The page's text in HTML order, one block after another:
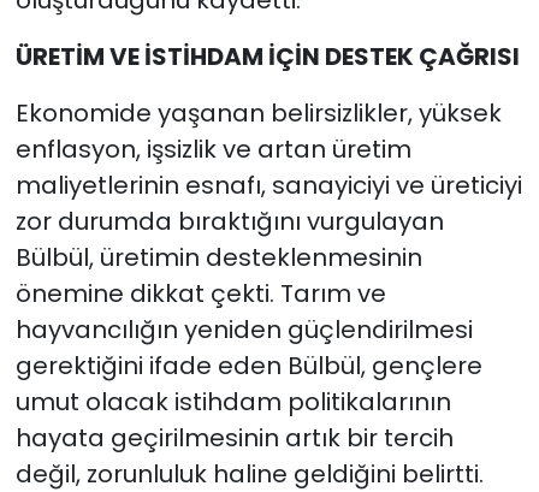
ÜRETİM VE İSTİHDAM İÇİN DESTEK ÇAĞRISI
Ekonomide yaşanan belirsizlikler, yüksek
enflasyon, işsizlik ve artan üretim
maliyetlerinin esnafı, sanayiciyi ve üreticiyi
zor durumda bıraktığını vurgulayan
Bülbül, üretimin desteklenmesinin
önemine dikkat çekti. Tarım ve
hayvancılığın yeniden güçlendirilmesi
gerektiğini ifade eden Bülbül, gençlere
umut olacak istihdam politikalarının
hayata geçirilmesinin artık bir tercih
değil, zorunluluk haline geldiğini belirtti.